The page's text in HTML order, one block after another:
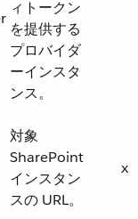
ィトークン
を提供する
プロバイダ
ーインスタ
ンス。
対象
SharePoint
インスタン
スの URL。
x